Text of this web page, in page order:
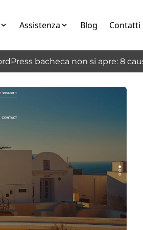
Assistenza Blog Contatti
bacheca non si apre: 8